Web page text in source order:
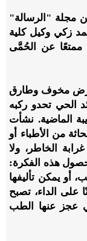
مجلة "الرسالة"
زكي وكيل كلية
ممتعًا عن الحُمَّى
عرَض مخوف وطارق
الحي تحدو ركبه
الماضية. نشأت
من الأطباء أو
الخاطر، ولا
هذه الفكرة:
أو يمكن تأليفها
على الداء، تصبح
عجز عنها الطب